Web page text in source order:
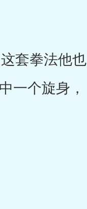
套拳法他也
一个旋身，